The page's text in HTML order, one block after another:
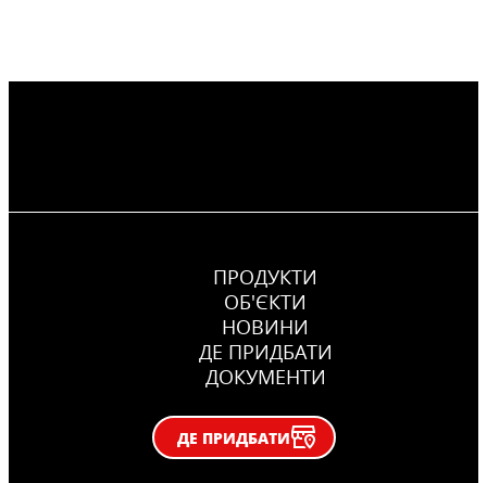
ПРОДУКТИ
ОБ'ЄКТИ
НОВИНИ
ДЕ ПРИДБАТИ
ДОКУМЕНТИ
ДЕ ПРИДБАТИ